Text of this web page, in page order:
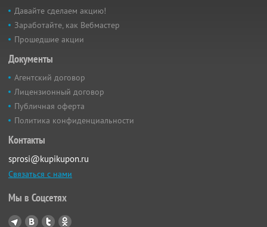
Давайте сделаем акцию!
Заработайте, как Вебмастер
Прошедшие акции
Документы
Агентский договор
Лицензионный договор
Публичная оферта
Политика конфиденциальности
Контакты
sprosi@kupikupon.ru
Связаться с нами
Мы в Соцсетях